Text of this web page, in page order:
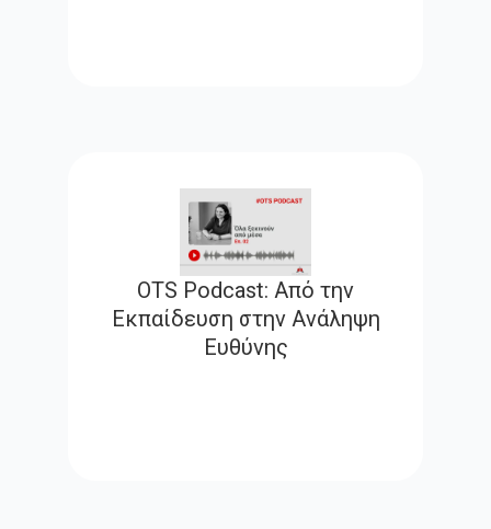
OTS Podcast: Από την
Εκπαίδευση στην Ανάληψη
Ευθύνης